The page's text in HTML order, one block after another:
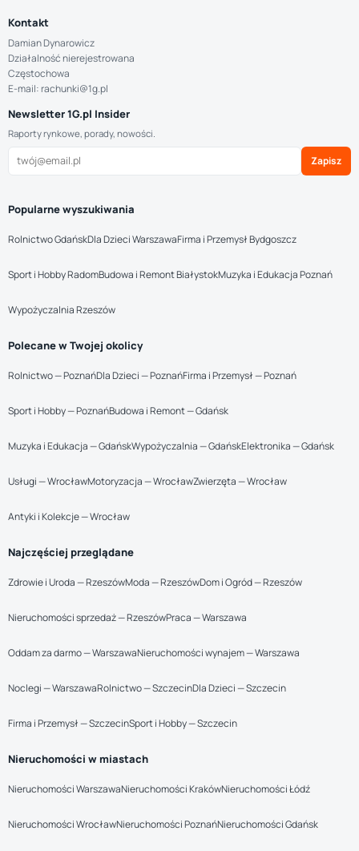
Kontakt
Damian Dynarowicz
Działalność nierejestrowana
Częstochowa
E-mail: rachunki@1g.pl
Newsletter 1G.pl Insider
Raporty rynkowe, porady, nowości.
Zapisz
Popularne wyszukiwania
Rolnictwo GdańskDla Dzieci WarszawaFirma i Przemysł Bydgoszcz
Sport i Hobby RadomBudowa i Remont BiałystokMuzyka i Edukacja Poznań
Wypożyczalnia Rzeszów
Polecane w Twojej okolicy
Rolnictwo — PoznańDla Dzieci — PoznańFirma i Przemysł — Poznań
Sport i Hobby — PoznańBudowa i Remont — Gdańsk
Muzyka i Edukacja — GdańskWypożyczalnia — GdańskElektronika — Gdańsk
Usługi — WrocławMotoryzacja — WrocławZwierzęta — Wrocław
Antyki i Kolekcje — Wrocław
Najczęściej przeglądane
Zdrowie i Uroda — RzeszówModa — RzeszówDom i Ogród — Rzeszów
Nieruchomości sprzedaż — RzeszówPraca — Warszawa
Oddam za darmo — WarszawaNieruchomości wynajem — Warszawa
Noclegi — WarszawaRolnictwo — SzczecinDla Dzieci — Szczecin
Firma i Przemysł — SzczecinSport i Hobby — Szczecin
Nieruchomości w miastach
Nieruchomości WarszawaNieruchomości KrakówNieruchomości Łódź
Nieruchomości WrocławNieruchomości PoznańNieruchomości Gdańsk